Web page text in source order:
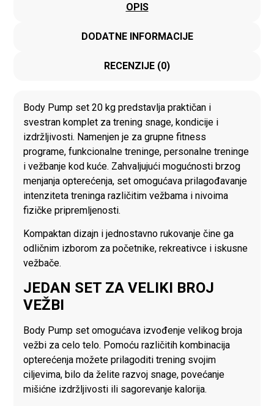
OPIS
DODATNE INFORMACIJE
RECENZIJE (0)
Body Pump set 20 kg predstavlja praktičan i
svestran komplet za trening snage, kondicije i
izdržljivosti. Namenjen je za grupne fitness
programe, funkcionalne treninge, personalne treninge
i vežbanje kod kuće. Zahvaljujući mogućnosti brzog
menjanja opterećenja, set omogućava prilagođavanje
intenziteta treninga različitim vežbama i nivoima
fizičke pripremljenosti.
Kompaktan dizajn i jednostavno rukovanje čine ga
odličnim izborom za početnike, rekreativce i iskusne
vežbače.
JEDAN SET ZA VELIKI BROJ
VEŽBI
Body Pump set omogućava izvođenje velikog broja
vežbi za celo telo. Pomoću različitih kombinacija
opterećenja možete prilagoditi trening svojim
ciljevima, bilo da želite razvoj snage, povećanje
mišićne izdržljivosti ili sagorevanje kalorija.